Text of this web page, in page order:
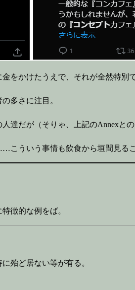
をかけたうえで、それが全然特
多さに注目。
達だが（そりゃ、上記のAnnexと
ういう事情も飲食から垣間見る
徴的な例をば。
殆ど居ない等が有る。